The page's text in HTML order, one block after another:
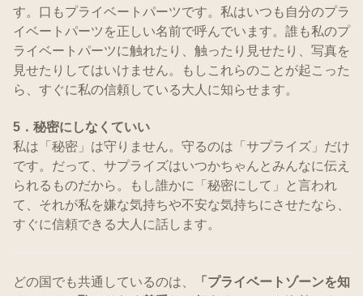
す。口もプライベートパーツです。私はいつも自分のプラ
イベートパーツを正しい名前で呼んでいます。誰も私のプ
ライベートパーツに触れたり、触ったり見せたり、写真を
見せたりしてはいけません。もしこれらのことが起こった
ら、すぐに私の信頼している大人に知らせます。
5．秘密にしなくていい
私は「秘密」は守りません。守るのは「サプライズ」だけ
です。だって、サプライズはいつかちゃんとみんなに伝え
られるものだから。もし誰かに「秘密にして」と言われ
て、それが私を嫌な気持ちや不安な気持ちにさせたなら、
すぐに信頼できる大人に話します。
どの国でも共通しているのは、
「プライベートゾーンを知